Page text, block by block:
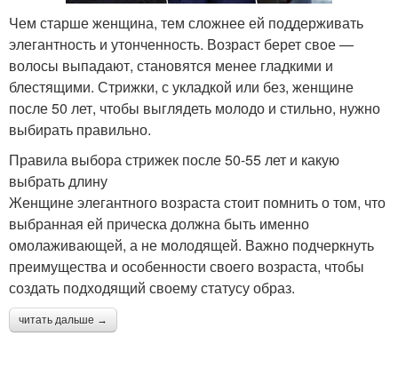
Чем старше женщина, тем сложнее ей поддерживать
элегантность и утонченность. Возраст берет свое —
волосы выпадают, становятся менее гладкими и
блестящими. Стрижки, с укладкой или без, женщине
после 50 лет, чтобы выглядеть молодо и стильно, нужно
выбирать правильно.
Правила выбора стрижек после 50-55 лет и какую
выбрать длину
Женщине элегантного возраста стоит помнить о том, что
выбранная ей прическа должна быть именно
омолаживающей, а не молодящей. Важно подчеркнуть
преимущества и особенности своего возраста, чтобы
создать подходящий своему статусу образ.
читать дальше →